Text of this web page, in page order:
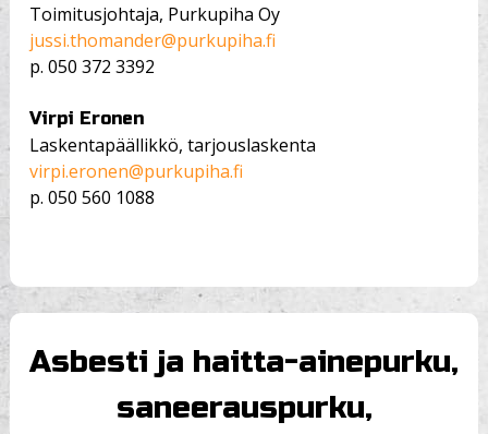
Toimitusjohtaja, Purkupiha Oy
jussi.thomander@purkupiha.fi
p.050 372 3392
Virpi Eronen
Laskentapäällikkö, tarjouslaskenta
virpi.eronen@purkupiha.fi
p.050 560 1088
Asbesti ja haitta-ainepurku,
saneerauspurku,